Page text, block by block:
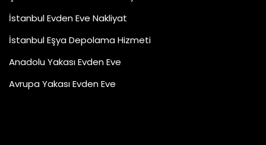
İstanbul Evden Eve Nakliyat
İstanbul Eşya Depolama Hizmeti
Anadolu Yakası Evden Eve
Avrupa Yakası Evden Eve